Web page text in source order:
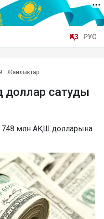
ҚАЗ РУС
Жаңалықтар
доллар сатуды
748 млн АҚШ долларына